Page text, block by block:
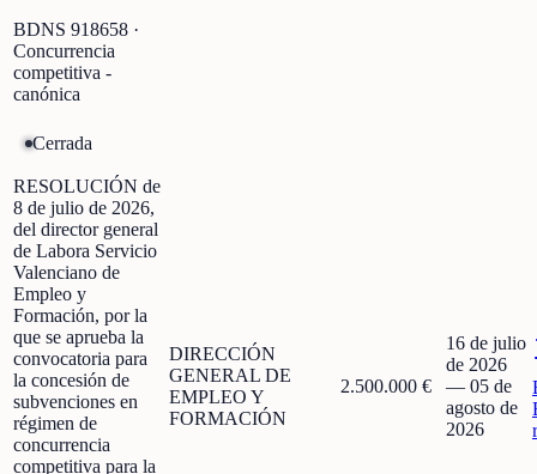
BDNS 918658 ·
Concurrencia
competitiva -
canónica
Cerrada
RESOLUCIÓN de
8 de julio de 2026,
del director general
de Labora Servicio
Valenciano de
Empleo y
Formación, por la
que se aprueba la
convocatoria para
la concesión de
subvenciones en
régimen de
concurrencia
competitiva para la
DIRECCIÓN
GENERAL DE
EMPLEO Y
FORMACIÓN
2.500.000 €
16 de julio
de 2026
— 05 de
agosto de
2026